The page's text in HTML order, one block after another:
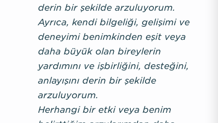
derin bir şekilde arzuluyorum.
Ayrıca, kendi bilgeliği, gelişimi ve
deneyimi benimkinden eşit veya
daha büyük olan bireylerin
yardımını ve işbirliğini, desteğini,
anlayışını derin bir şekilde
arzuluyorum.
Herhangi bir etki veya benim